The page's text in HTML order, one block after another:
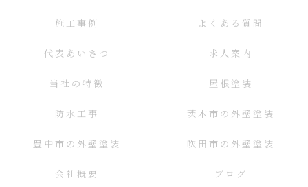
施工事例 よくある質問
代表あいさつ 求人案内
当社の特徴 屋根塗装
防水工事 茨木市の外壁塗装
豊中市の外壁塗装 吹田市の外壁塗装
会社概要 ブログ